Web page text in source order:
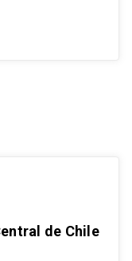
de Chile